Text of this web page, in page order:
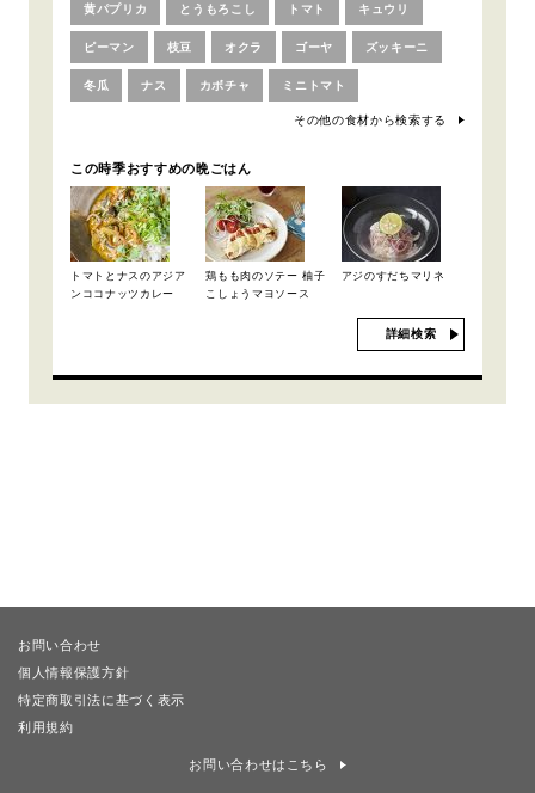
黄パプリカ とうもろこし トマト キュウリ
ピーマン 枝豆 オクラ ゴーヤ ズッキーニ
冬瓜 ナス カボチャ ミニトマト
その他の食材から検索する
この時季おすすめの晩ごはん
トマトとナスのアジア
ンココナッツカレー
鶏もも肉のソテー 柚子
こしょうマヨソース
アジのすだちマリネ
詳細検索
お問い合わせ
個人情報保護方針
特定商取引法に基づく表示
利用規約
お問い合わせはこちら